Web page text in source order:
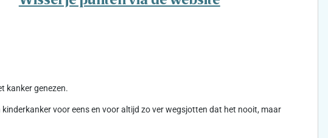
kanker genezen.
voor eens en voor altijd zo ver wegsjotten dat het nooit, maar